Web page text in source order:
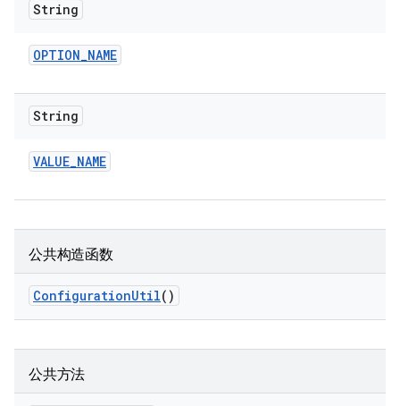
String
OPTION_NAME
String
VALUE_NAME
公共构造函数
ConfigurationUtil()
公共方法